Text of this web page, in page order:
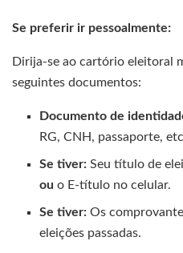
Se preferir ir pessoalmente:
Dirija-se ao cartório eleitoral
seguintes documentos:
Documento de
RG, CNH, passaporte,
Se tiver: Seu título de
ou o E-título no celular.
Se tiver: Os
eleições passadas.